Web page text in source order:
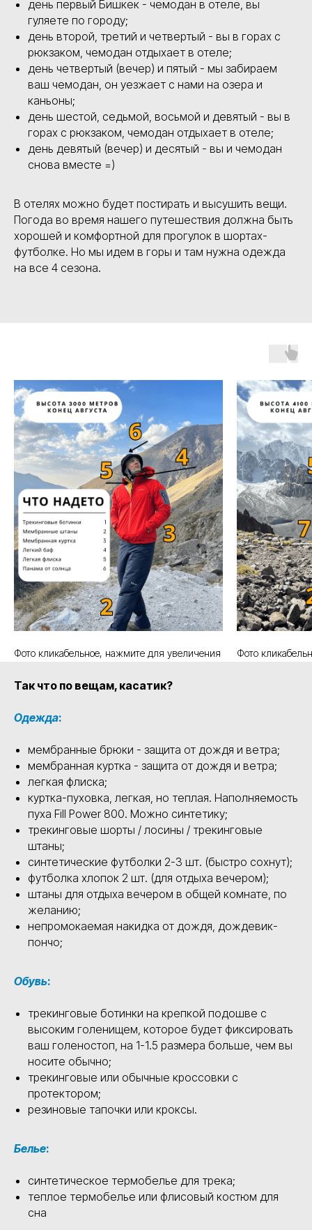
день первый Бишкек - чемодан в отеле, вы
гуляете по городу;
день второй, третий и четвертый - вы в горах с
рюкзаком, чемодан отдыхает в отеле;
день четвертый (вечер) и пятый - мы забираем
ваш чемодан, он уезжает с нами на озера и
каньоны;
день шестой, седьмой, восьмой и девятый - вы в
горах с рюкзаком, чемодан отдыхает в отеле;
день девятый (вечер) и десятый - вы и чемодан
снова вместе =)
В отелях можно будет постирать и высушить вещи.
Погода во время нашего путешествия должна быть
хорошей и комфортной для прогулок в шортах-
футболке. Но мы идем в горы и там нужна одежда
на все 4 сезона.
Фото кликабельное, нажмите для увеличения Фото
Так что по вещам, касатик?
Одежда:
мембранные брюки - защита от дождя и ветра;
мембранная куртка - защита от дождя и ветра;
легкая флиска;
куртка-пуховка, легкая, но теплая. Наполняемость
пуха Fill Power 800. Можно синтетику;
трекинговые шорты / лосины / трекинговые
штаны;
синтетические футболки 2-3 шт. (быстро сохнут);
футболка хлопок 2 шт. (для отдыха вечером);
штаны для отдыха вечером в общей комнате, по
желанию;
непромокаемая накидка от дождя, дождевик-
пончо;
Обувь:
трекинговые ботинки на крепкой подошве с
высоким голенищем, которое будет фиксировать
ваш голеностоп, на 1-1.5 размера больше, чем вы
носите обычно;
трекинговые или обычные кроссовки c
протектором;
резиновые тапочки или кроксы.
Белье:
синтетическое термобелье для трека;
теплое термобелье или флисовый костюм для
сна